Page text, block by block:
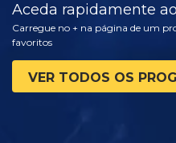
Aceda rapidamente
Carregue no + na página de um
favoritos
VER TODOS OS